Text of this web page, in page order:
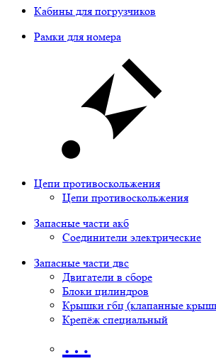
Кабины для погрузчиков
Рамки для номера
Цепи противоскольжения
Цепи противоскольжения
Запасные части акб
Соединители электрические
Запасные части двс
Двигатели в сборе
Блоки цилиндров
Крышки гбц (клапанные
Крепёж специальный
…